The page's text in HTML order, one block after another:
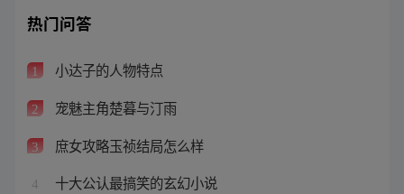
热门问答
1 小达子的人物特点
2 宠魅主角楚暮与汀雨
3 庶女攻略玉祯结局怎么样
4 十大公认最搞笑的玄幻小说